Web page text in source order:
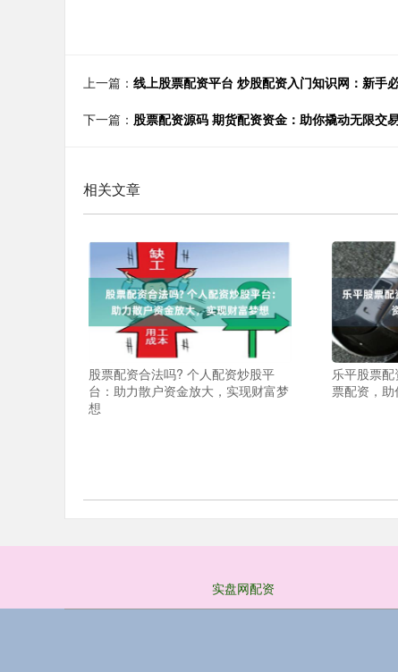
上一篇： 线上股票配资平台 炒股配资入门知识网：新手
下一篇： 股票配资源码 期货配资资金：助你撬动无限交
相关文章
股票配资合法吗? 个人配资炒股平
台：助力散户资金放大，实现财富梦
想
乐平股票
票配资，
实盘网配资